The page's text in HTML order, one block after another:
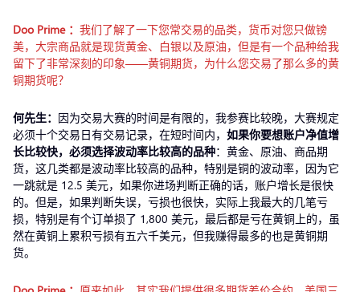
Doo Prime： 我们了解了一下您常交易的品类，货币对您只做镑
美，大宗商品就是现货黄金、白银以及原油，但是有一个品种给我
留下了非常深刻的印象——黄铜期货，为什么您交易了那么多的黄
铜期货呢？
何先生： 因为交易大赛的时间是有限的，我参赛比较晚，大赛规定
必须十个交易日有交易记录，在短时间内， 如果你要想账户净值增
长比较快，必须选择波动率比较高的品种：黄金、原油、商品期
货，这几类都是波动率比较高的品种，特别是铜的波动率，因为它
一跳就是 12.5 美元，如果你进场判断正确的话，账户增长是很快
的。但是，如果判断失误，亏损也很快，实际上我最大的几笔亏
损，特别是有个订单损了 1,800 美元，最后都是亏在黄铜上的，虽
然在黄铜上累积亏损有五六千美元，但我赚得最多的也是黄铜期
货。